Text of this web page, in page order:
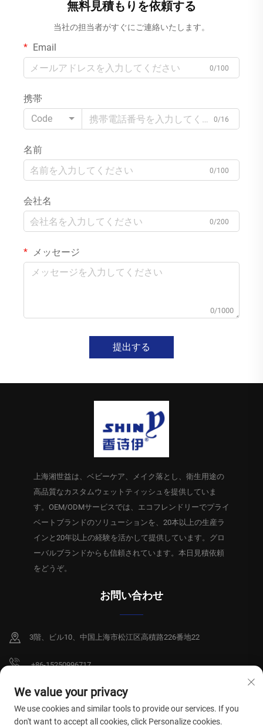
無料見積もりを依頼する
当社の担当者がすぐにご連絡いたします。
Email
0/100
携帯
Code
0/16
名前
0/100
会社名
0/200
メッセージ
0/1000
提出する
上海湘世益は、ベビーケア、メイク落とし、衛生用途の
高品質なカスタムウェットティッシュを提供していま
す。OEM/ODMサービスでは、エコフレンドリーでプライ
ベートブランドのソリューションを、20本以上の生産ラ
インと20年以上の経験を活かして提供しています。グロ
ーバルブランドからも信頼されています。本日見積依頼
をどうぞ。
お問い合わせ
3階、ビル10、中国上海市松江区高積路226番地22
+86-15250996717
[email protected]
We value your privacy
We use cookies and similar tools to provide our services. If you
don't want to accept all cookies, click Personalize cookies.